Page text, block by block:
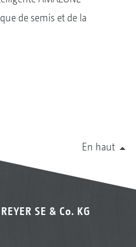
de semis et de la
En haut
SE & Co. KG